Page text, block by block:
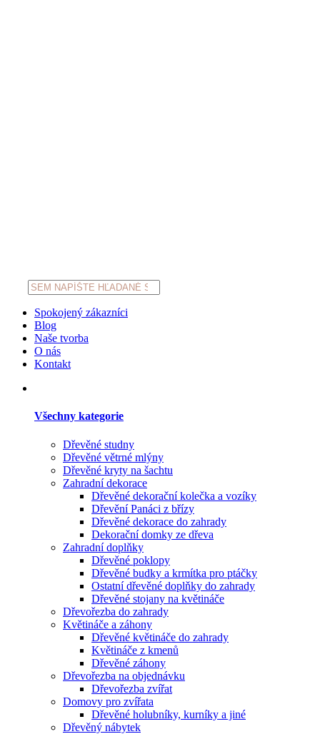
Products
search
Spokojený zákazníci
Blog
Naše tvorba
O nás
Kontakt
Všechny kategorie
Dřevěné studny
Dřevěné větrné mlýny
Dřevěné kryty na šachtu
Zahradní dekorace
Dřevěné dekorační kolečka a vozíky
Dřevění Panáci z břízy
Dřevěné dekorace do zahrady
Dekorační domky ze dřeva
Zahradní doplňky
Dřevěné poklopy
Dřevěné budky a krmítka pro ptáčky
Ostatní dřevěné doplňky do zahrady
Dřevěné stojany na květináče
Dřevořezba do zahrady
Květináče a záhony
Dřevěné květináče do zahrady
Květináče z kmenů
Dřevěné záhony
Dřevořezba na objednávku
Dřevořezba zvířat
Domovy pro zvířata
Dřevěné holubníky, kurníky a jiné
Dřevěný nábytek